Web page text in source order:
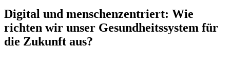
Digital und menschenzentriert: Wie
richten wir unser Gesundheitssystem für
die Zukunft aus?